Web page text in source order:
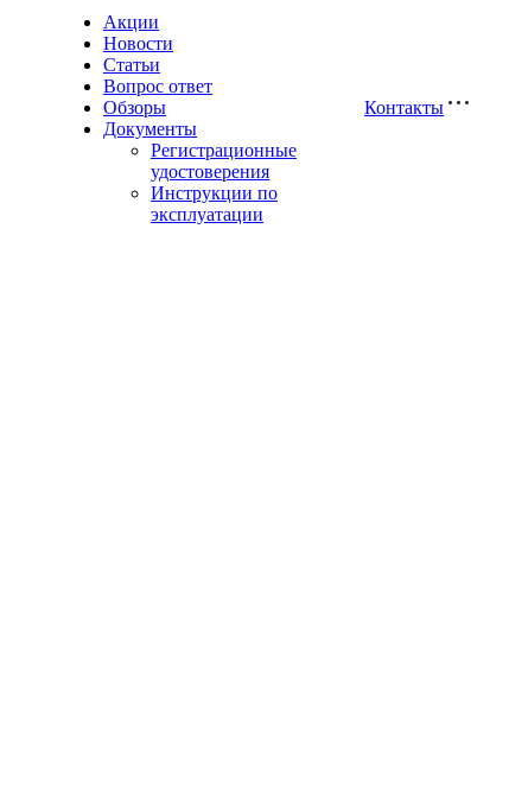
Акции
Новости
Статьи
Вопрос ответ
Обзоры
Документы
Регистрационные
удостоверения
Инструкции по
эксплуатации
Контакты